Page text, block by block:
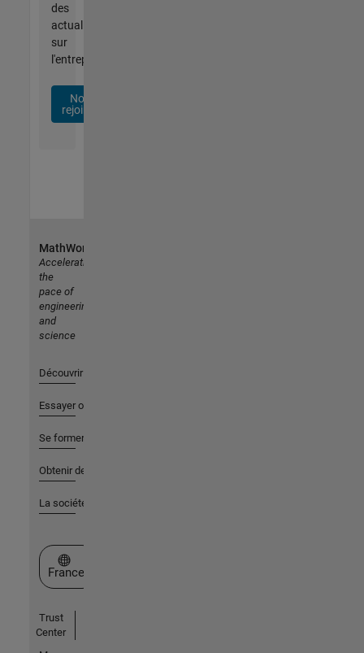
des
actualités
sur
l'entreprise.
Nous
rejoindre
MathWorks
Accelerating
the
pace of
engineering
and
science
Découvrir les produits
Essayer ou acheter
Se former
Obtenir de l'aide
La société
Sélectionner un site web
France
Trust
Center